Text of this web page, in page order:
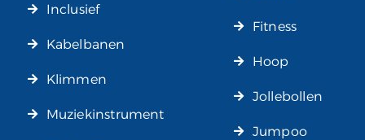
Inclusief
Kabelbanen
Klimmen
Muziekinstrument
Fitness
Hoop
Jollebollen
Jumpoo